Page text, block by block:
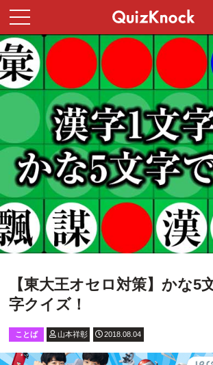
【東大王オセロ対策】かな5
字クイズ！
ことば 山本祥彰 2018.08.04